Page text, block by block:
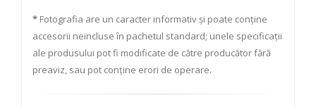
* Fotografia are un caracter informativ și poate conține
accesorii neincluse în pachetul standard; unele specificații
ale produsului pot fi modificate de către producător fără
preaviz, sau pot conține erori de operare.